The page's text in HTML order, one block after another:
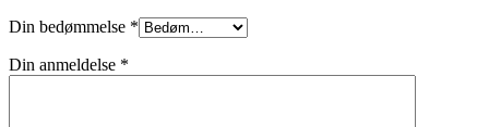
Din bedømmelse *
Din anmeldelse *